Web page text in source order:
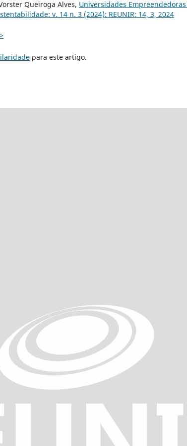
Queiroga Alves, Universidades
v. 14 n. 3 (2024): REUNIR: 14, 3, 2024
para este artigo.